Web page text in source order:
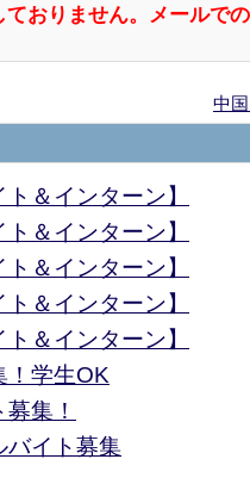
おりません。メールで
中
＆インターン】
＆インターン】
＆インターン】
＆インターン】
＆インターン】
！学生OK
集！
バイト募集